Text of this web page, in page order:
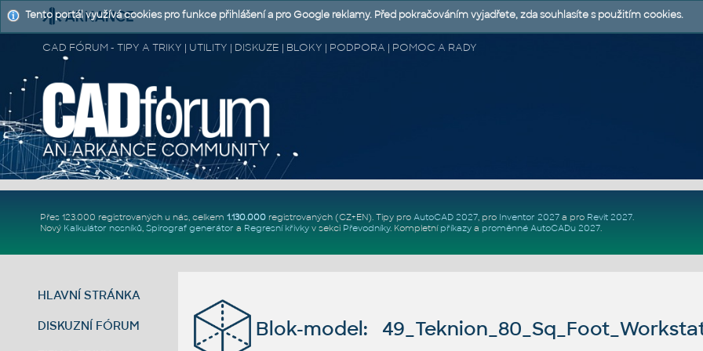
CAD FÓRUM - TIPY A TRIKY | UTILITY | DISKUZE | BLOKY | PODPORA | POMOC A RADY
Přes 123.000 registrovaných u nás, celkem 1.130.000registrovaných (CZ+EN). Tipy pro AutoCAD 2027, pro Inventor 2027a pro Revit 2027.
Nový Kalkulátor nosníků, Spirograf generátor a Regresní křivkyv sekci Převodníky. Kompletní příkazya proměnné AutoCADu 2027.
HLAVNÍ STRÁNKA
DISKUZNÍ FÓRUM Blok-model:
Tento portál využívá cookies pro funkce přihlášení a pro Google reklamy. Před pokračováním vyjadřete, zda souhlasíte s použitím cookies.